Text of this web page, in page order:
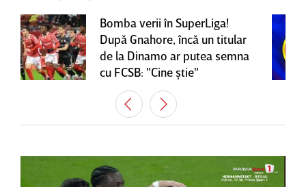
Bomba verii în SuperLiga!
După Gnahore, încă un titular
de la Dinamo ar putea semna
cu FCSB: "Cine ştie"